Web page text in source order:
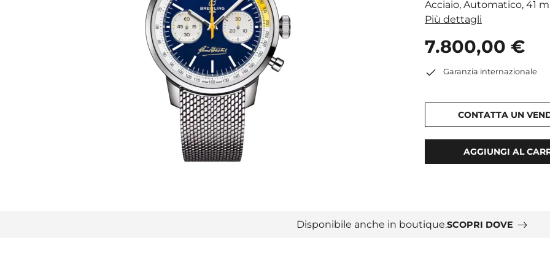
Acciaio, Automatico, 41
Più dettagli
7.800,00 €
Garanzia internazionale
CONTATTA UN
AGGIUNGI AL
Disponibile anche in boutique.SCOPRI DOVE